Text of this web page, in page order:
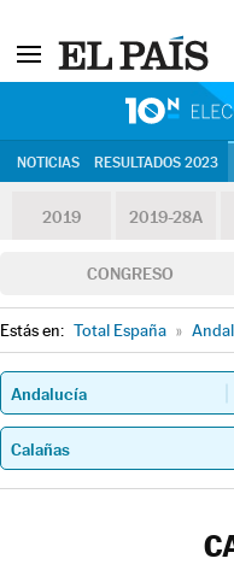
NOTICIAS RESULTADOS 2023
2019 2019-28A
CONGRESO
Estás en: Total España »